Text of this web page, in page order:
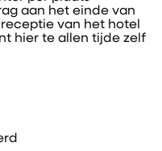
aan het einde van
van het hotel
hier te allen tijde zelf